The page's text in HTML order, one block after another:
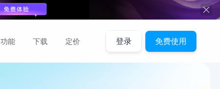
能 下载 定价 登录 免费使用